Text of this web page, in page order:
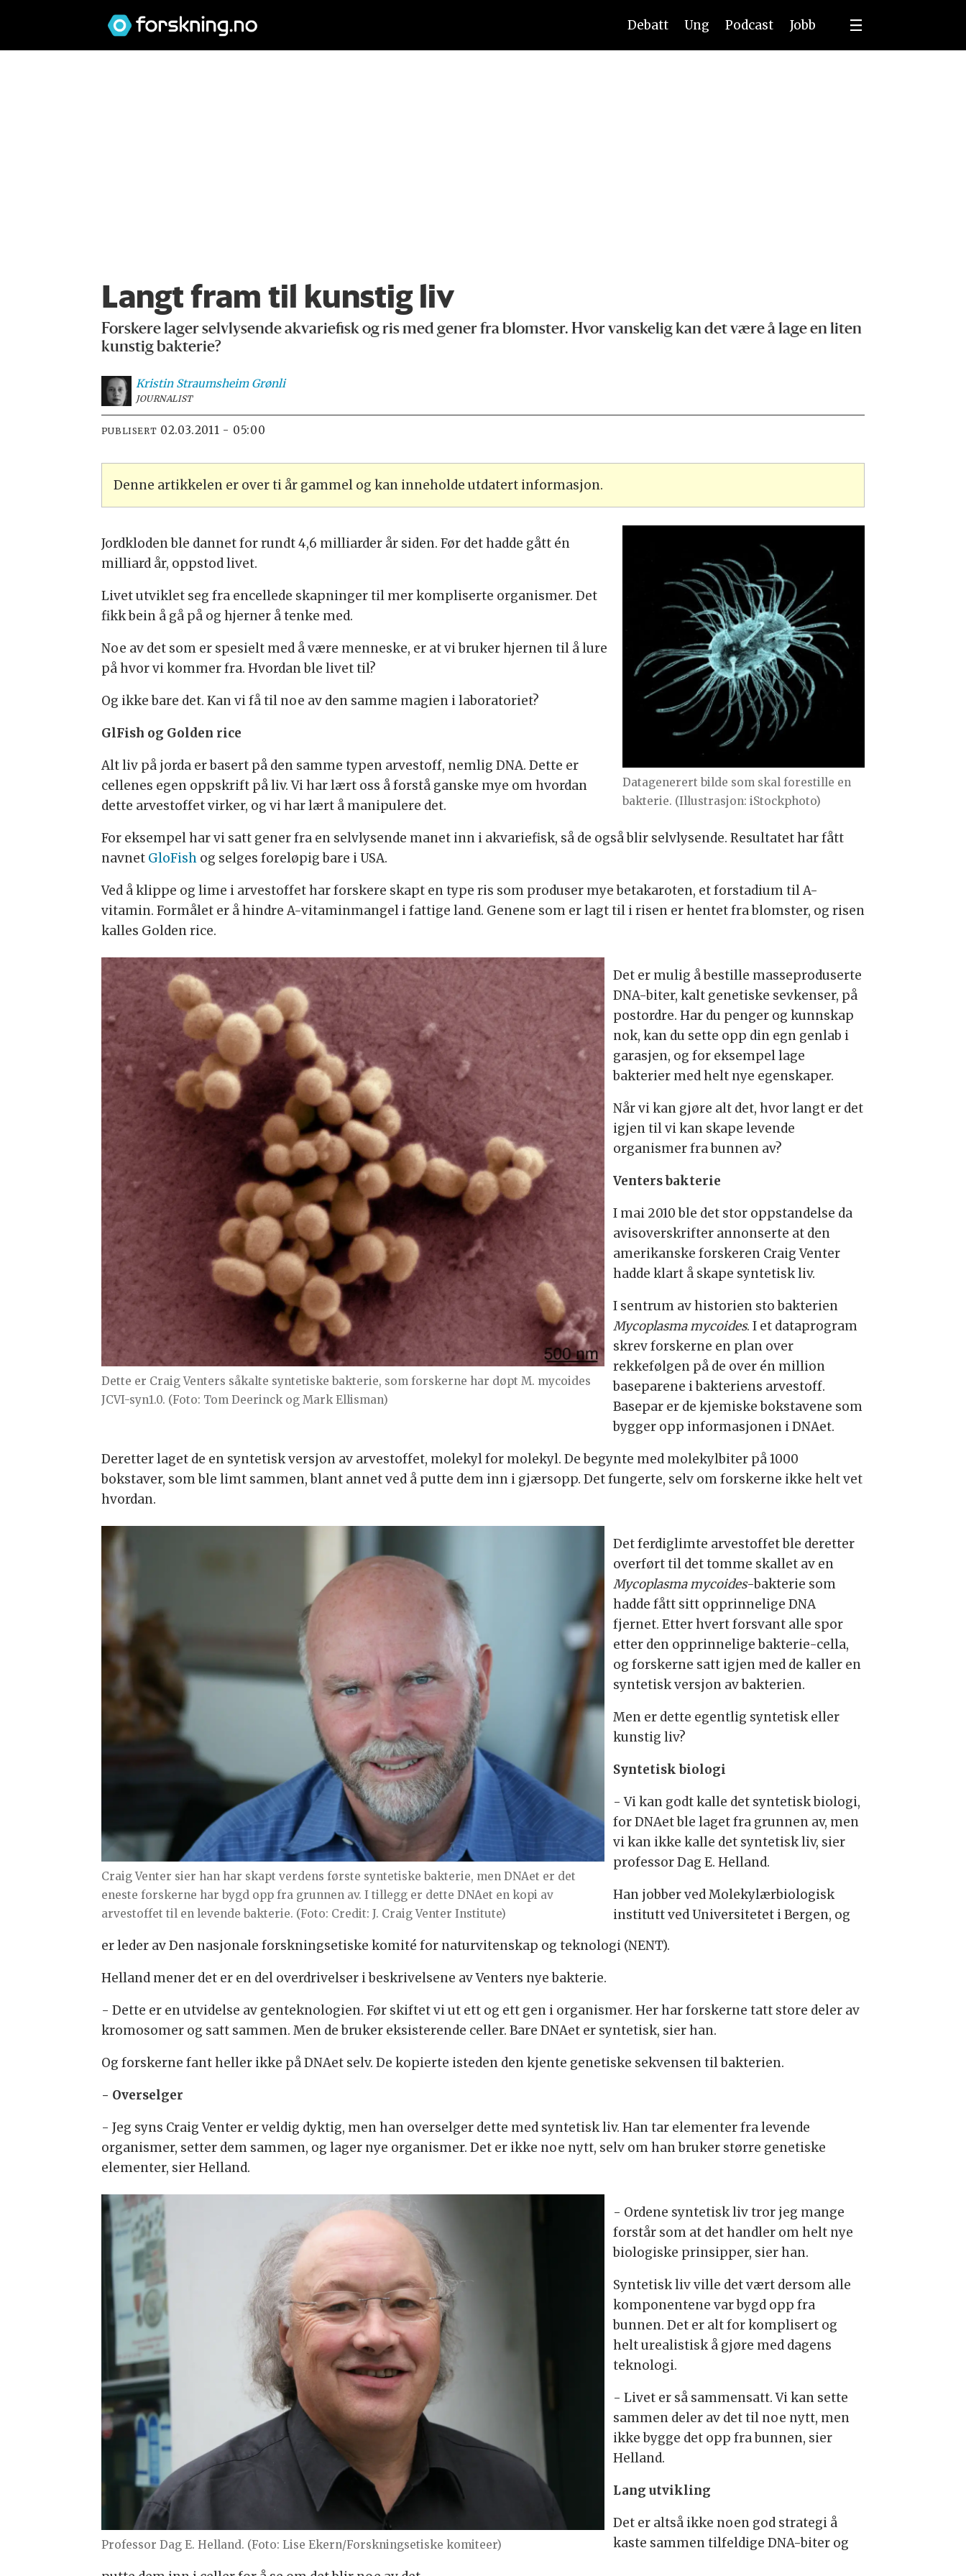
Debatt Ung Podcast Jobb
Langt fram til kunstig liv
Forskere lager selvlysende akvariefisk og ris med gener fra blomster. Hvor vanskelig kan det være å lage en liten
kunstig bakterie?
Kristin Straumsheim Grønli
JOURNALIST
PUBLISERT 02.03.2011 - 05:00
Denne artikkelen er over ti år gammel og kan inneholde utdatert informasjon.
Datagenerert bilde som skal forestille en
bakterie. (Illustrasjon: iStockphoto)
Jordkloden ble dannet for rundt 4,6 milliarder år siden. Før det hadde gått én
milliard år, oppstod livet.
Livet utviklet seg fra encellede skapninger til mer kompliserte organismer. Det
fikk bein å gå på og hjerner å tenke med.
Noe av det som er spesielt med å være menneske, er at vi bruker hjernen til å lure
på hvor vi kommer fra. Hvordan ble livet til?
Og ikke bare det. Kan vi få til noe av den samme magien i laboratoriet?
GlFish og Golden rice
Alt liv på jorda er basert på den samme typen arvestoff, nemlig DNA. Dette er
cellenes egen oppskrift på liv. Vi har lært oss å forstå ganske mye om hvordan
dette arvestoffet virker, og vi har lært å manipulere det.
For eksempel har vi satt gener fra en selvlysende manet inn i akvariefisk, så de også blir selvlysende. Resultatet har fått
navnet GloFishog selges foreløpig bare i USA.
Ved å klippe og lime i arvestoffet har forskere skapt en type ris som produser mye betakaroten, et forstadium til A-
vitamin. Formålet er å hindre A-vitaminmangel i fattige land. Genene som er lagt til i risen er hentet fra blomster, og risen
kalles Golden rice.
Dette er Craig Venters såkalte syntetiske bakterie, som forskerne har døpt M. mycoides
JCVI-syn1.0. (Foto: Tom Deerinck og Mark Ellisman)
Det er mulig å bestille masseproduserte
DNA-biter, kalt genetiske sevkenser, på
postordre. Har du penger og kunnskap
nok, kan du sette opp din egn genlab i
garasjen, og for eksempel lage
bakterier med helt nye egenskaper.
Når vi kan gjøre alt det, hvor langt er det
igjen til vi kan skape levende
organismer fra bunnen av?
Venters bakterie
I mai 2010 ble det stor oppstandelse da
avisoverskrifter annonserte at den
amerikanske forskeren Craig Venter
hadde klart å skape syntetisk liv.
I sentrum av historien sto bakterien
Mycoplasma mycoides. I et dataprogram
skrev forskerne en plan over
rekkefølgen på de over én million
baseparene i bakteriens arvestoff.
Basepar er de kjemiske bokstavene som
bygger opp informasjonen i DNAet.
Deretter laget de en syntetisk versjon av arvestoffet, molekyl for molekyl. De begynte med molekylbiter på 1000
bokstaver, som ble limt sammen, blant annet ved å putte dem inn i gjærsopp. Det fungerte, selv om forskerne ikke helt vet
hvordan.
Craig Venter sier han har skapt verdens første syntetiske bakterie, men DNAet er det
eneste forskerne har bygd opp fra grunnen av. I tillegg er dette DNAet en kopi av
arvestoffet til en levende bakterie. (Foto: Credit: J. Craig Venter Institute)
Det ferdiglimte arvestoffet ble deretter
overført til det tomme skallet av en
Mycoplasma mycoides-bakterie som
hadde fått sitt opprinnelige DNA
fjernet. Etter hvert forsvant alle spor
etter den opprinnelige bakterie-cella,
og forskerne satt igjen med de kaller en
syntetisk versjon av bakterien.
Men er dette egentlig syntetisk eller
kunstig liv?
Syntetisk biologi
- Vi kan godt kalle det syntetisk biologi,
for DNAet ble laget fra grunnen av, men
vi kan ikke kalle det syntetisk liv, sier
professor Dag E. Helland.
Han jobber ved Molekylærbiologisk
institutt ved Universitetet i Bergen, og
er leder av Den nasjonale forskningsetiske komité for naturvitenskap og teknologi (NENT).
Helland mener det er en del overdrivelser i beskrivelsene av Venters nye bakterie.
- Dette er en utvidelse av genteknologien. Før skiftet vi ut ett og ett gen i organismer. Her har forskerne tatt store deler av
kromosomer og satt sammen. Men de bruker eksisterende celler. Bare DNAet er syntetisk, sier han.
Og forskerne fant heller ikke på DNAet selv. De kopierte isteden den kjente genetiske sekvensen til bakterien.
- Overselger
- Jeg syns Craig Venter er veldig dyktig, men han overselger dette med syntetisk liv. Han tar elementer fra levende
organismer, setter dem sammen, og lager nye organismer. Det er ikke noe nytt, selv om han bruker større genetiske
elementer, sier Helland.
Professor Dag E. Helland. (Foto: Lise Ekern/Forskningsetiske komiteer)
- Ordene syntetisk liv tror jeg mange
forstår som at det handler om helt nye
biologiske prinsipper, sier han.
Syntetisk liv ville det vært dersom alle
komponentene var bygd opp fra
bunnen. Det er alt for komplisert og
helt urealistisk å gjøre med dagens
teknologi.
- Livet er så sammensatt. Vi kan sette
sammen deler av det til noe nytt, men
ikke bygge det opp fra bunnen, sier
Helland.
Lang utvikling
Det er altså ikke noen god strategi å
kaste sammen tilfeldige DNA-biter og